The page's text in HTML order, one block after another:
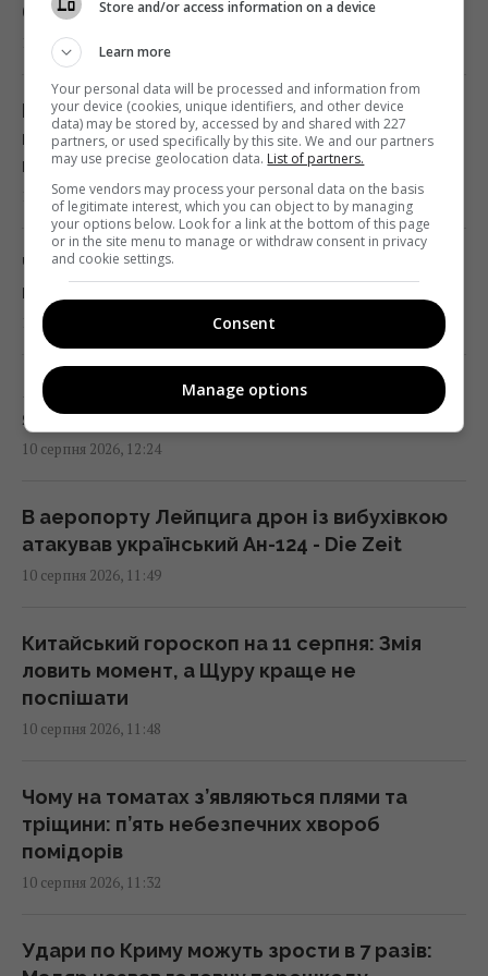
Зірка "Білого лотоса" вперше стала мамою
12:35 понеділок, 10 серпня 2026
iPhone 18 Pro вийде вже наступного місяця:
розкрито 10 головних нововведень
12:35 понеділок, 10 серпня 2026
Досвідчена туристка назвала найкращі
місця для соло-відпочинку 40+
12:35 понеділок, 10 серпня 2026
Пророцтво "Живого Нострадамуса" на
другу половину 2026 року холодить душу:
що станеться
12:31 понеділок, 10 серпня 2026
У Британії пропонують розширити ядерну
"парасольку" на Україну та партнерів поза
НАТО
Від’ємне зростання нафтогазових доходів
РФ
12:25 понеділок, 10 серпня 2026
РФ атакує українські порти покращеними
"Геранями": Forbes пояснив їхню небезпеку
12:17 понеділок, 10 серпня 2026
The Independent (фото)
багатьох
10 серпня 2026, 12:59
Понад рік НАЗК ігнорує незаконне
призначення голови ДРС Кучера до
наглядової ради «Лісів України»
10 серпня 2026, 12:51
Чому 11 серпня не можна відвідувати
кладовища: яке церковне свято
10 серпня 2026, 12:50
Як прибрати пил з рослин: простий трюк,
який замінить нудне протирання листя
10 серпня 2026, 12:24
В аеропорту Лейпцига дрон із вибухівкою
атакував український Ан-124 - Die Zeit
10 серпня 2026, 11:49
Китайський гороскоп на 11 серпня: Змія
ловить момент, а Щуру краще не
поспішати
10 серпня 2026, 11:48
Чому на томатах з’являються плями та
тріщини: п’ять небезпечних хвороб
помідорів
10 серпня 2026, 11:32
Удари по Криму можуть зрости в 7 разів:
Store and/or access information on a device
Learn more
Your personal data will be processed and information from
your device (cookies, unique identifiers, and other device
data) may be stored by, accessed by and shared with 227
partners, or used specifically by this site. We and our partners
may use precise geolocation data. List of partners.
Some vendors may process your personal data on the basis
of legitimate interest, which you can object to by managing
your options below. Look for a link at the bottom of this page
or in the site menu to manage or withdraw consent in privacy
and cookie settings.
Consent
Manage options